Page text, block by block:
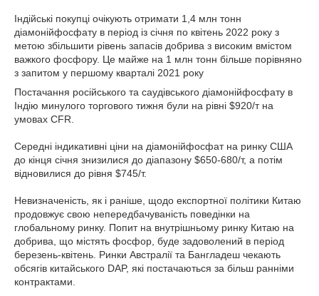
Індійські покупці очікують отримати 1,4 млн тонн
діамонійфосфату в період із січня по квітень 2022 року з
метою збільшити рівень запасів добрива з високим вмістом
важкого фосфору. Це майже на 1 млн тонн більше порівняно
з запитом у першому кварталі 2021 року
Постачання російського та саудівського діамонійфосфату в
Індію минулого торгового тижня були на рівні $920/т на
умовах CFR.
Середні індикативні ціни на діамонійфосфат на ринку США
до кінця січня знизилися до діапазону $650-680/т, а потім
відновилися до рівня $745/т.
Невизначеність, як і раніше, щодо експортної політики Китаю
продовжує свою непередбачуваність поведінки на
глобальному ринку. Попит на внутрішньому ринку Китаю на
добрива, що містять фосфор, буде задоволений в період
березень-квітень. Ринки Австралії та Бангладеш чекають
обсягів китайського DAP, які постачаються за більш ранніми
контрактами.